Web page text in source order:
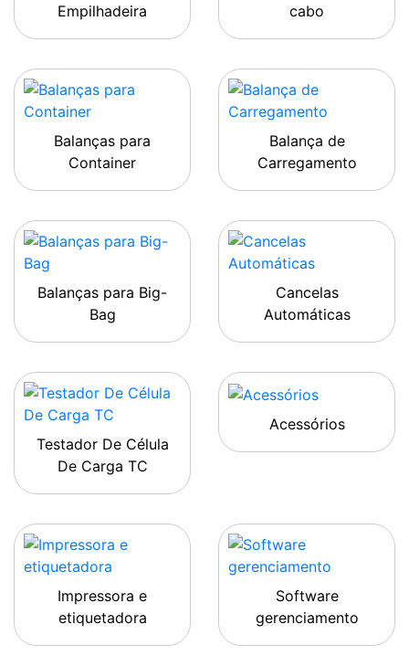
Empilhadeira
cabo
Balanças para
Container
Balança de
Carregamento
Balanças para Big-
Bag
Cancelas
Automáticas
Testador De Célula
De Carga TC
Acessórios
Impressora e
etiquetadora
Software
gerenciamento